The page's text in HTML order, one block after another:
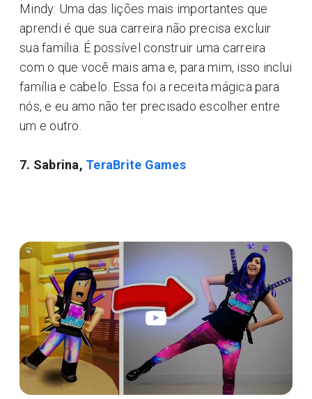
Mindy: Uma das lições mais importantes que
aprendi é que sua carreira não precisa excluir
sua família. É possível construir uma carreira
com o que você mais ama e, para mim, isso inclui
família e cabelo. Essa foi a receita mágica para
nós, e eu amo não ter precisado escolher entre
um e outro.
7. Sabrina, TeraBrite Games